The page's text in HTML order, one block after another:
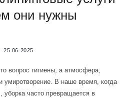
они нужны
25.06.2025
вопрос гигиены, а атмосфера,
умиротворение. В наше время, когда
уборка часто превращается в